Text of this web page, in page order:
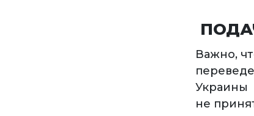
Важно,
Украины
не